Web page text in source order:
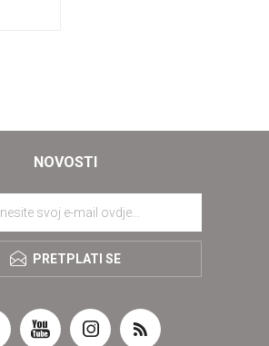
NOVOSTI
PRETPLATI SE